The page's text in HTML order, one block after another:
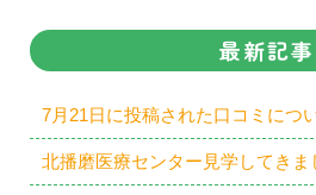
最新記事
7月21日に投稿された口コミにつ
北播磨医療センター見学してきま